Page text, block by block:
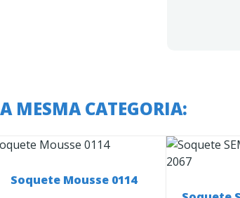
MESMA CATEGORIA:
Soquete Mousse 0114